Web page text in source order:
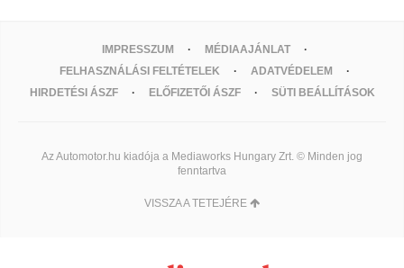
IMPRESSZUM
MÉDIAAJÁNLAT
FELHASZNÁLÁSI FELTÉTELEK
ADATVÉDELEM
HIRDETÉSI ÁSZF
ELŐFIZETŐI ÁSZF SÜTI BEÁLLÍTÁSOK
Az Automotor.hu kiadója a Mediaworks Hungary Zrt. © Minden jog
fenntartva
VISSZA A TETEJÉRE